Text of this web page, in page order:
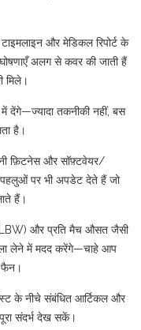
और मेडिकल रिपोर्ट के
अलग से कवर की जाती हैं
मिले।
देंगे—ज्यादा तकनीकी नहीं, बस
है।
फ़िटनेस और सॉफ़्टवेयर/
पहलुओं पर भी अपडेट देते हैं जो
हैं।
LBW) और प्रति मैच औसत जैसी
लेने में मदद करेंगे—चाहे आप
फैन।
के नीचे संबंधित आर्टिकल और
संदर्भ देख सकें।